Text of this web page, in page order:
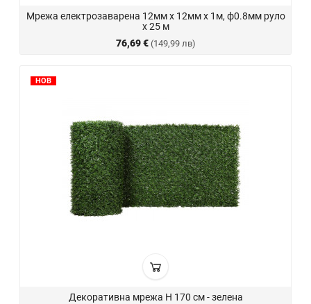
Мрежа електрозаварена 12мм х 12мм х 1м, ф0.8мм руло
х 25 м
76,69 € (149,99 лв)
НОВ
Декоративна мрежа H 170 см - зелена